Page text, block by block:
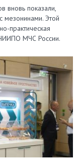
вновь показали,
мезонинами. Этой
практическая
МЧС России.